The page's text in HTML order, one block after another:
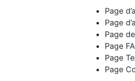
Page
Page
Page
Page
Page
Page